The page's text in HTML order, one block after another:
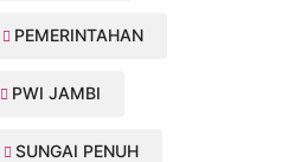
PEMERINTAHAN
PWI JAMBI
SUNGAI PENUH